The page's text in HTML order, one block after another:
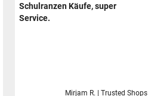
Schulranzen Käufe, super
Service.
Mirjam R. | Trusted Shops